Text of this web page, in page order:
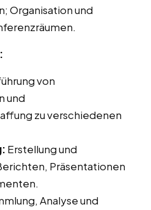
Organisation und
von
und
zu verschiedenen
Erstellung und
Präsentationen
Analyse und